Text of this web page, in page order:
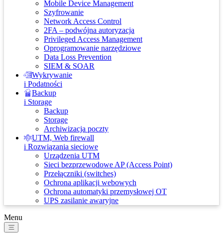
Mobile Device Management
Szyfrowanie
Network Access Control
2FA – podwójna autoryzacja
Privileged Access Management
Oprogramowanie narzędziowe
Data Loss Prevention
SIEM & SOAR
Wykrywanie
i Podatności
Backup
i Storage
Backup
Storage
Archiwizacja poczty
UTM, Web firewall
i Rozwiązania sieciowe
Urządzenia UTM
Sieci bezprzewodowe AP (Access Point)
Przełączniki (switches)
Ochrona aplikacji webowych
Ochrona automatyki przemysłowej OT
UPS zasilanie awaryjne
Menu